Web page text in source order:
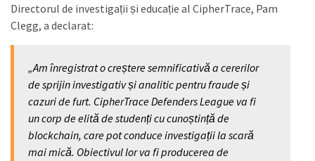
Directorul de investigații și educație al CipherTrace, Pam
Clegg, a declarat:
„Am înregistrat o creștere semnificativă a cererilor
de sprijin investigativ și analitic pentru fraude și
cazuri de furt. CipherTrace Defenders League va fi
un corp de elită de studenți cu cunoștință de
blockchain, care pot conduce investigații la scară
mai mică. Obiectivul lor va fi producerea de